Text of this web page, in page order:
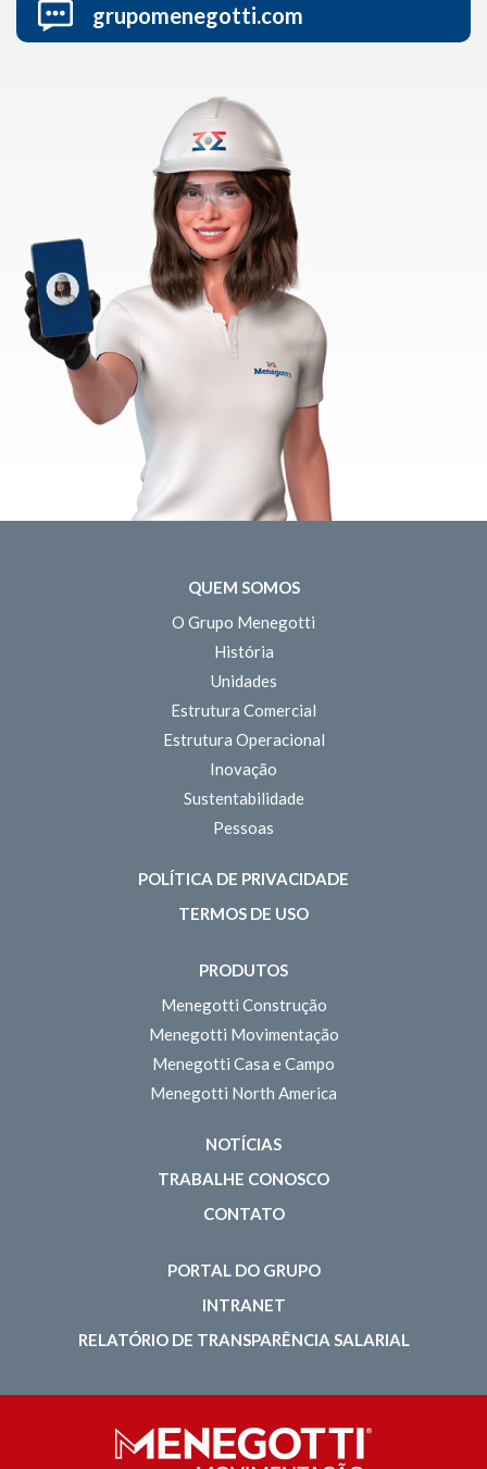
grupomenegotti.com
QUEM SOMOS
O Grupo Menegotti
História
Unidades
Estrutura Comercial
Estrutura Operacional
Inovação
Sustentabilidade
Pessoas
POLÍTICA DE PRIVACIDADE
TERMOS DE USO
PRODUTOS
Menegotti Construção
Menegotti Movimentação
Menegotti Casa e Campo
Menegotti North America
NOTÍCIAS
TRABALHE CONOSCO
CONTATO
PORTAL DO GRUPO
INTRANET
RELATÓRIO DE TRANSPARÊNCIA SALARIAL